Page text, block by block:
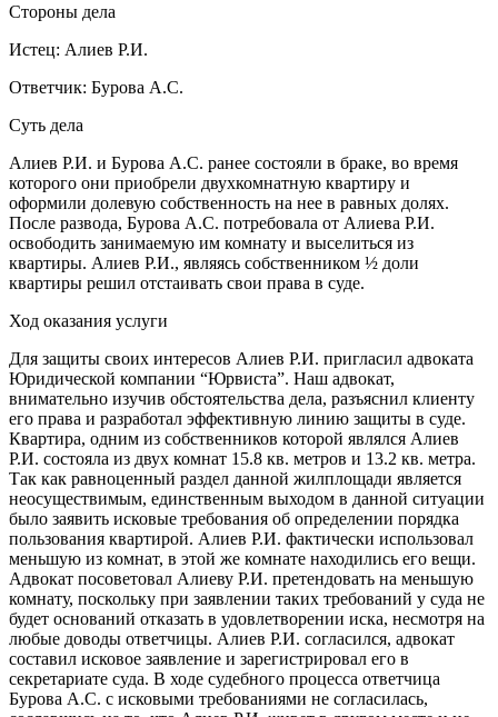
Стороны дела
Истец: Алиев Р.И.
Ответчик: Бурова А.С.
Суть дела
Алиев Р.И. и Бурова А.С. ранее состояли в браке, во время
которого они приобрели двухкомнатную квартиру и
оформили долевую собственность на нее в равных долях.
После развода, Бурова А.С. потребовала от Алиева Р.И.
освободить занимаемую им комнату и выселиться из
квартиры. Алиев Р.И., являясь собственником ½ доли
квартиры решил отстаивать свои права в суде.
Ход оказания услуги
Для защиты своих интересов Алиев Р.И. пригласил адвоката
Юридической компании “Юрвиста”. Наш адвокат,
внимательно изучив обстоятельства дела, разъяснил клиенту
его права и разработал эффективную линию защиты в суде.
Квартира, одним из собственников которой являлся Алиев
Р.И. состояла из двух комнат 15.8 кв. метров и 13.2 кв. метра.
Так как равноценный раздел данной жилплощади является
неосуществимым, единственным выходом в данной ситуации
было заявить исковые требования об определении порядка
пользования квартирой. Алиев Р.И. фактически использовал
меньшую из комнат, в этой же комнате находились его вещи.
Адвокат посоветовал Алиеву Р.И. претендовать на меньшую
комнату, поскольку при заявлении таких требований у суда не
будет оснований отказать в удовлетворении иска, несмотря на
любые доводы ответчицы. Алиев Р.И. согласился, адвокат
составил исковое заявление и зарегистрировал его в
секретариате суда. В ходе судебного процесса ответчица
Бурова А.С. с исковыми требованиями не согласилась,